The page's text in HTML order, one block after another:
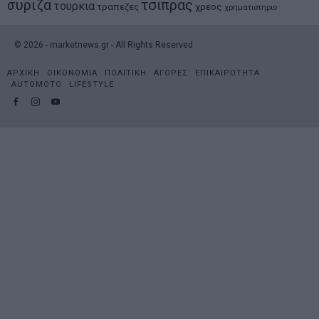
συριζα τουρκια τραπεζες τσιπρας χρεος χρηματιστηριο
© 2026 - marketnews.gr - All Rights Reserved
ΑΡΧΙΚΗ ΟΙΚΟΝΟΜΙΑ ΠΟΛΙΤΙΚΗ ΑΓΟΡΕΣ
ΕΠΙΚΑΙΡΟΤΗΤΑ
AUTOMOTO
LIFESTYLE